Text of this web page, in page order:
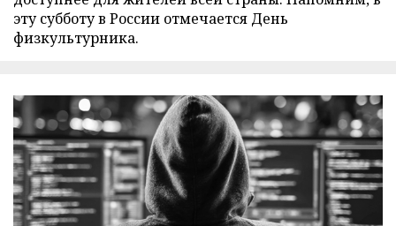
эту субботу в России отмечается День
физкультурника.